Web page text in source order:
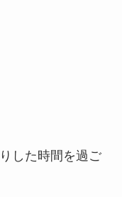
した時間を過ご